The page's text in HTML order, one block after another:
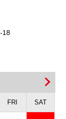
18
FRI SAT